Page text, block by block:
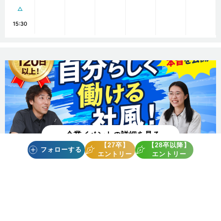
△
15:30
企業イベントの詳細を見る
フォローする
【27卒】
エントリー
【28卒以降】
エントリー